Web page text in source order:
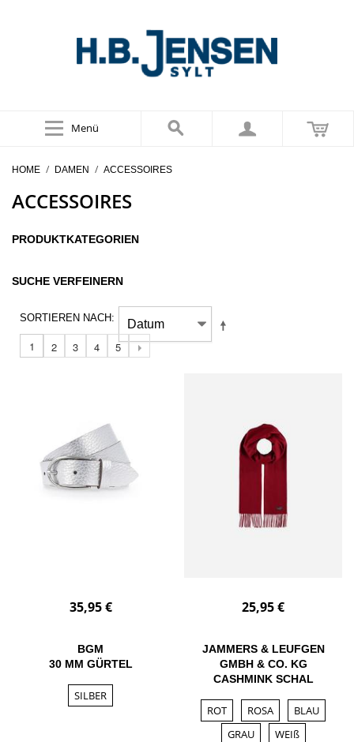
Menü
HOME / DAMEN / ACCESSOIRES
ACCESSOIRES
PRODUKTKATEGORIEN
SUCHE VERFEINERN
SORTIEREN NACH
1 2 3 4 5
35,95 €
BGM
30 MM GÜRTEL
SILBER
25,95 €
JAMMERS & LEUFGEN
GMBH & CO. KG
CASHMINK SCHAL
ROT ROSA
BLAU
GRAU
WEIß